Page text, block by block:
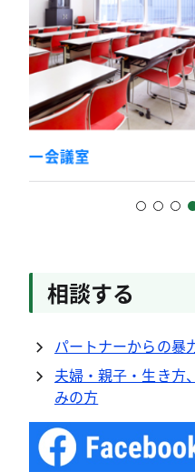
相談する
パートナーからの暴
夫婦・親子・生き方
みの方